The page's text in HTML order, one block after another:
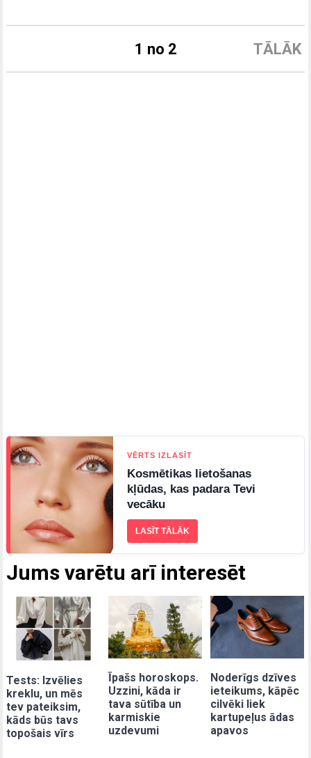
TĀLĀK
1 no 2
Jums varētu arī interesēt
Tests: Izvēlies
kreklu, un mēs
tev pateiksim,
kāds būs tavs
topošais vīrs
Īpašs horoskops.
Uzzini, kāda ir
tava sūtība un
karmiskie
uzdevumi
Noderīgs dzīves
ieteikums, kāpēc
cilvēki liek
kartupeļus ādas
apavos
VĒRTS IZLASĪT
Kosmētikas lietošanas
kļūdas, kas padara Tevi
vecāku
LASĪT TĀLĀK